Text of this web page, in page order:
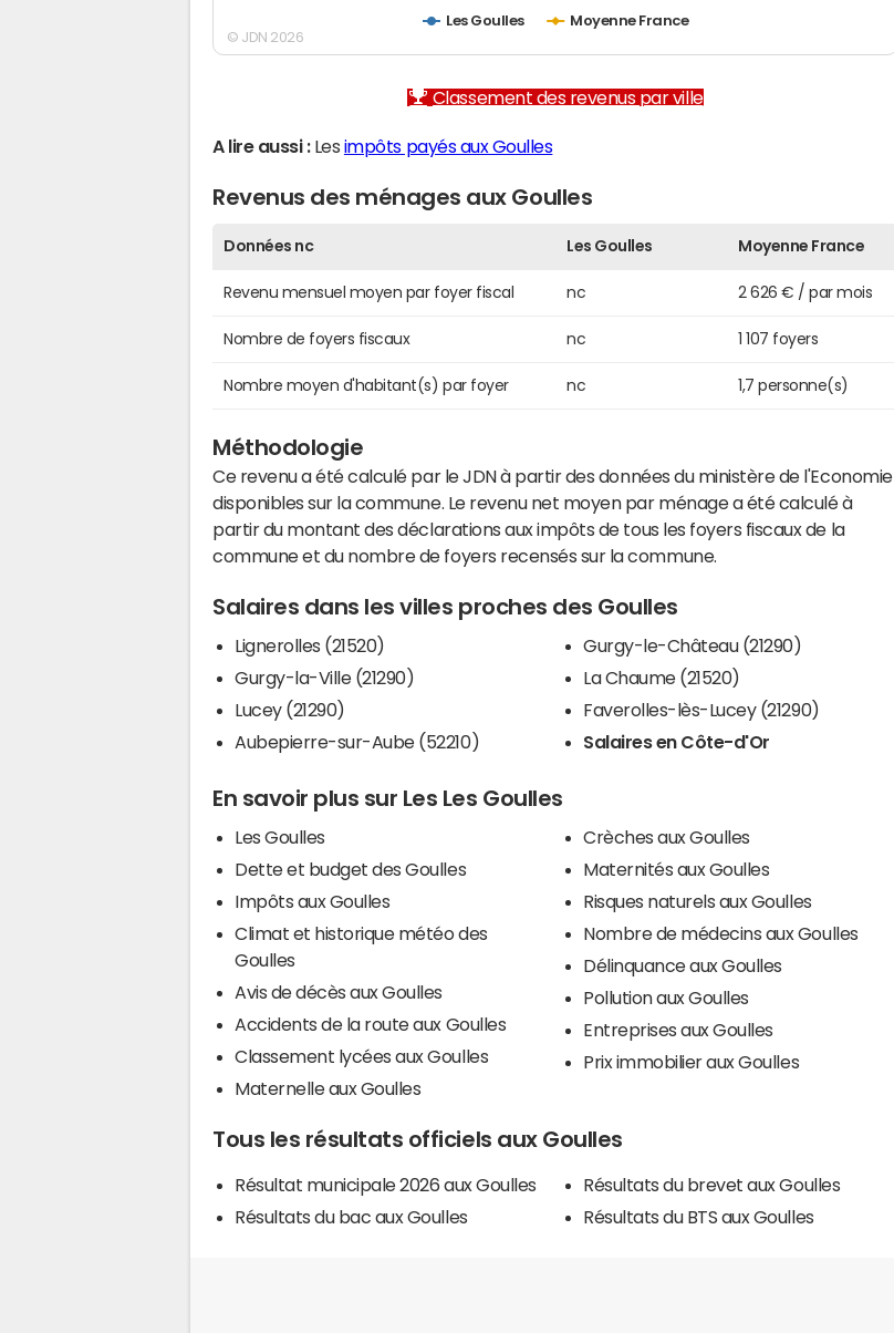
Les Goulles Moyenne France
© JDN 2026
Classement des revenus par ville
A lire aussi :Les impôts payés aux Goulles
Revenus des ménages aux Goulles
Données nc Les Goulles Moyenne France
Revenu mensuel moyen par foyer fiscal nc 2 626 € / par mois
Nombre de foyers fiscaux nc 1 107 foyers
Nombre moyen d'habitant(s) par foyer nc 1,7 personne(s)
Méthodologie
Ce revenu a été calculé par le JDN à partir des données du ministère de l'Economie
disponibles sur la commune. Le revenu net moyen par ménage a été calculé à
partir du montant des déclarations aux impôts de tous les foyers fiscaux de la
commune et du nombre de foyers recensés sur la commune.
Salaires dans les villes proches des Goulles
Lignerolles (21520)
Gurgy-la-Ville (21290)
Lucey (21290)
Aubepierre-sur-Aube (52210)
Gurgy-le-Château (21290)
La Chaume (21520)
Faverolles-lès-Lucey (21290)
Salaires en Côte-d'Or
En savoir plus sur Les Les Goulles
Les Goulles
Dette et budget des Goulles
Impôts aux Goulles
Climat et historique météo des
Goulles
Avis de décès aux Goulles
Accidents de la route aux Goulles
Classement lycées aux Goulles
Maternelle aux Goulles
Crèches aux Goulles
Maternités aux Goulles
Risques naturels aux Goulles
Nombre de médecins aux Goulles
Délinquance aux Goulles
Pollution aux Goulles
Entreprises aux Goulles
Prix immobilier aux Goulles
Tous les résultats officiels aux Goulles
Résultat municipale 2026 aux Goulles
Résultats du bac aux Goulles
Résultats du brevet aux Goulles
Résultats du BTS aux Goulles